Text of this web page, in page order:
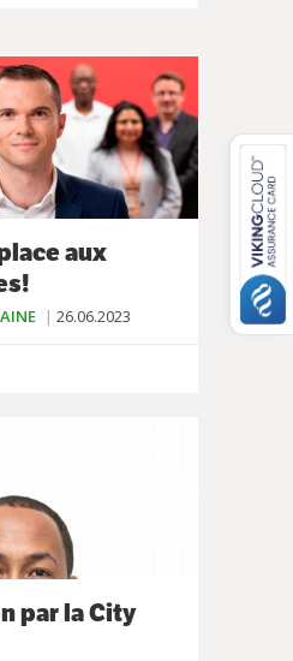
aux
26.06.2023
par la City